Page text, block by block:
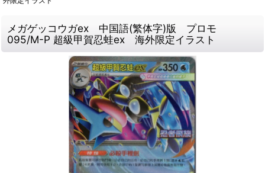
メガゲッコウガex 中国語(繁体字)版 プロモ
095/M-P 超級甲賀忍蛙ex 海外限定イラスト